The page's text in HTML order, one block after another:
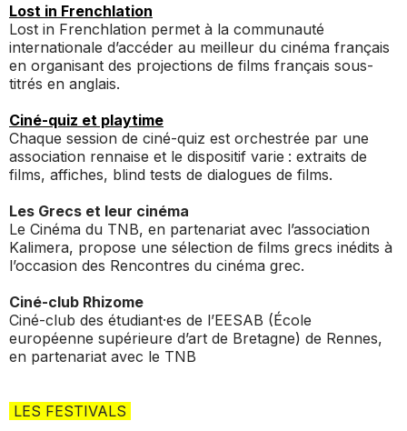
Lost in Frenchlation
Lost in Frenchlation permet à la communauté
internationale d’accéder au meilleur du cinéma français
en organisant des projections de films français sous-
titrés en anglais.
Ciné-quiz et playtime
Chaque session de ciné-quiz est orchestrée par une
association rennaise et le dispositif varie : extraits de
films, affiches, blind tests de dialogues de films.
Les Grecs et leur cinéma
Le Cinéma du TNB, en partenariat avec l’association
Kalimera, propose une sélection de films grecs inédits à
l’occasion des Rencontres du cinéma grec.
Ciné-club Rhizome
Ciné-club des étudiant·es de l’EESAB (École
européenne supérieure d’art de Bretagne) de Rennes,
en partenariat avec le TNB
LES FESTIVALS